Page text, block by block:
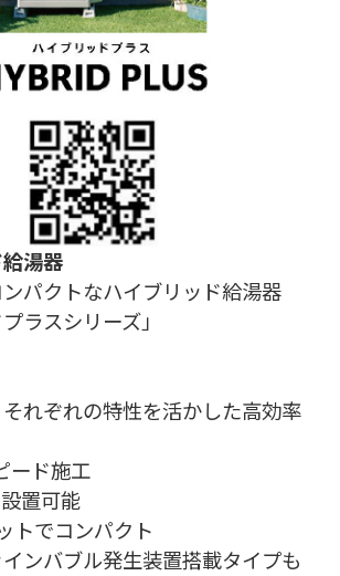
湯器
パクトなハイブリッド給湯器
ラスシリーズ」
それぞれの特性を活かした高効率
ード施工
置可能
トでコンパクト
インバブル発生装置搭載タイプも